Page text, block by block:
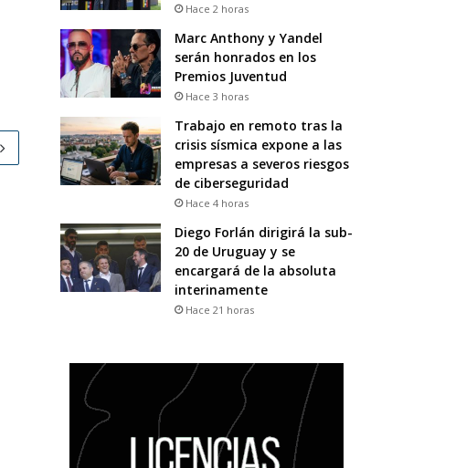
Hace 2 horas
Marc Anthony y Yandel
serán honrados en los
Premios Juventud
Hace 3 horas
Trabajo en remoto tras la
crisis sísmica expone a las
empresas a severos riesgos
de ciberseguridad
Hace 4 horas
Diego Forlán dirigirá la sub-
20 de Uruguay y se
encargará de la absoluta
interinamente
Hace 21 horas